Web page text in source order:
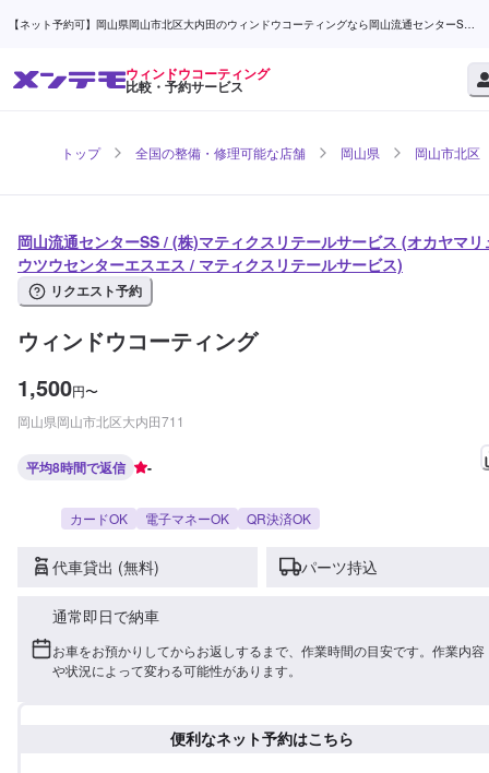
【ネット予約可】岡山県岡山市北区大内田のウィンドウコーティングなら岡山流通センターSS /
ウィンドウコーティング
比較・予約サービス
トップ 全国の整備・修理可能な店舗 岡山県 岡山市北区
岡山流通センターSS / (株)マティクスリテールサービス (オカヤマリ
ウツウセンターエスエス / マティクスリテールサービス)
リクエスト予約
ウィンドウコーティング
1,500円〜
岡山県岡山市北区大内田711
平均8時間で返信 -
カードOK 電子マネーOK QR決済OK
代車貸出 (無料) パーツ持込
通常即日で納車
お車をお預かりしてからお返しするまで、作業時間の目安です。作業内容
や状況によって変わる可能性があります。
便利なネット予約はこちら